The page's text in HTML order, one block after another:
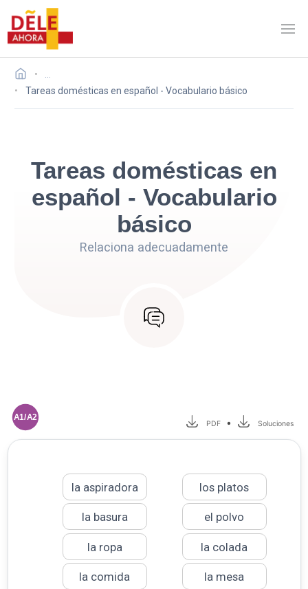
Tareas domésticas en español - Vocabulario básico
Tareas domésticas en
español - Vocabulario
básico
Relaciona adecuadamente
A1/A2
PDF • Soluciones
la aspiradora
la basura
la ropa
la comida
los platos
el polvo
la colada
la mesa